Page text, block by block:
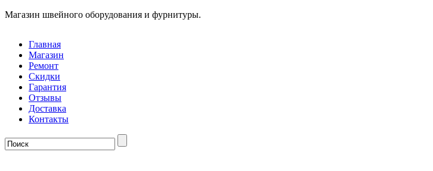
Магазин швейного оборудования и фурнитуры.
Главная
Магазин
Ремонт
Скидки
Гарантия
Отзывы
Доставка
Контакты